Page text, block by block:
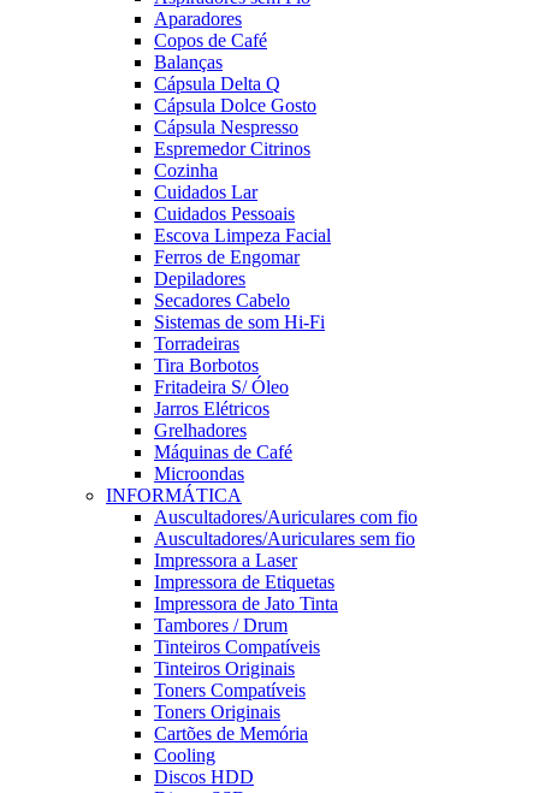
Aparadores
Copos de Café
Balanças
Cápsula Delta Q
Cápsula Dolce Gosto
Cápsula Nespresso
Espremedor Citrinos
Cozinha
Cuidados Lar
Cuidados Pessoais
Escova Limpeza Facial
Ferros de Engomar
Depiladores
Secadores Cabelo
Sistemas de som Hi-Fi
Torradeiras
Tira Borbotos
Fritadeira S/ Óleo
Jarros Elétricos
Grelhadores
Máquinas de Café
Microondas
INFORMÁTICA
Auscultadores/Auriculares com fio
Auscultadores/Auriculares sem fio
Impressora a Laser
Impressora de Etiquetas
Impressora de Jato Tinta
Tambores / Drum
Tinteiros Compatíveis
Tinteiros Originais
Toners Compatíveis
Toners Originais
Cartões de Memória
Cooling
Discos HDD